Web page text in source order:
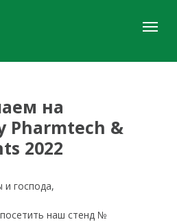
на
Pharmtech &
2022
господа,
наш стенд №